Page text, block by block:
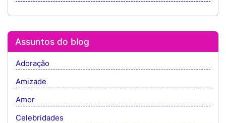
Assuntos do blog
Adoração
Amizade
Amor
Celebridades